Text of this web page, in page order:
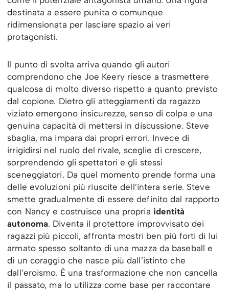
destinata a essere punita o comunque
ridimensionata per lasciare spazio ai veri
protagonisti.
Il punto di svolta arriva quando gli autori
comprendono che Joe Keery riesce a trasmettere
qualcosa di molto diverso rispetto a quanto previsto
dal copione. Dietro gli atteggiamenti da ragazzo
viziato emergono insicurezze, senso di colpa e una
genuina capacità di mettersi in discussione. Steve
sbaglia, ma impara dai propri errori. Invece di
irrigidirsi nel ruolo del rivale, sceglie di crescere,
sorprendendo gli spettatori e gli stessi
sceneggiatori. Da quel momento prende forma una
delle evoluzioni più riuscite dell’intera serie. Steve
smette gradualmente di essere definito dal rapporto
con Nancy e costruisce una propria identità
autonoma. Diventa il protettore improvvisato dei
ragazzi più piccoli, affronta mostri ben più forti di lui
armato spesso soltanto di una mazza da baseball e
di un coraggio che nasce più dall’istinto che
dall’eroismo. È una trasformazione che non cancella
il passato, ma lo utilizza come base per raccontare